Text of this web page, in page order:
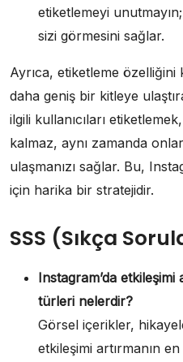
etiketlemeyi
sizi görmesini sağlar.
Ayrıca, etiketleme
daha geniş bir kitleye
ilgili kullanıcıları
kalmaz, aynı zamanda
ulaşmanızı sağlar. Bu,
için harika bir stratejidir.
SSS (Sıkça
Instagram’da
türleri nelerdir?
Görsel içerikler,
etkileşimi artırmanın